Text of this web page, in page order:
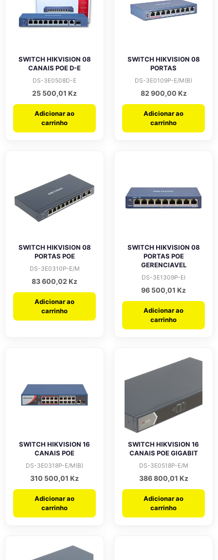
SWITCH HIKVISION 08
CANAIS POE D-E
DS-3E0508D-E
25 500,01 Kz
Adicionar ao
carrinho
SWITCH HIKVISION 08
PORTAS
DS-3E0109P-E/M(B)
82 900,00 Kz
Adicionar ao
carrinho
SWITCH HIKVISION 08
PORTAS POE
DS-3E0310P-E/M
83 600,02 Kz
Adicionar ao
carrinho
SWITCH HIKVISION 08
PORTAS POE
GERENCIAVEL
DS-3E1309P-EI
96 500,01 Kz
Adicionar ao
carrinho
SWITCH HIKVISION 16
CANAIS POE
DS-3E0318P-E/M(B)
310 500,01 Kz
Adicionar ao
carrinho
SWITCH HIKVISION 16
CANAIS POE GIGABIT
DS-3E0518P-E/M
386 800,01 Kz
Adicionar ao
carrinho